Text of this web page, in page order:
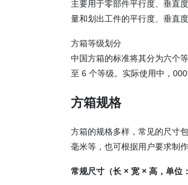
主要用于零部件平行度、垂直
量和划出工件的平行度、垂直
方箱等级划分
中国方箱的标准将其分为六个
至 6 个等级。实际使用中，
方箱规格
方箱的规格多样，常见的尺寸
毫米等，也可根据用户要求制
常规尺寸（长 × 宽 × 高，单位